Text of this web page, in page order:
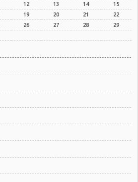
12 13 14
15
19 20 21
22
26 27 28
29